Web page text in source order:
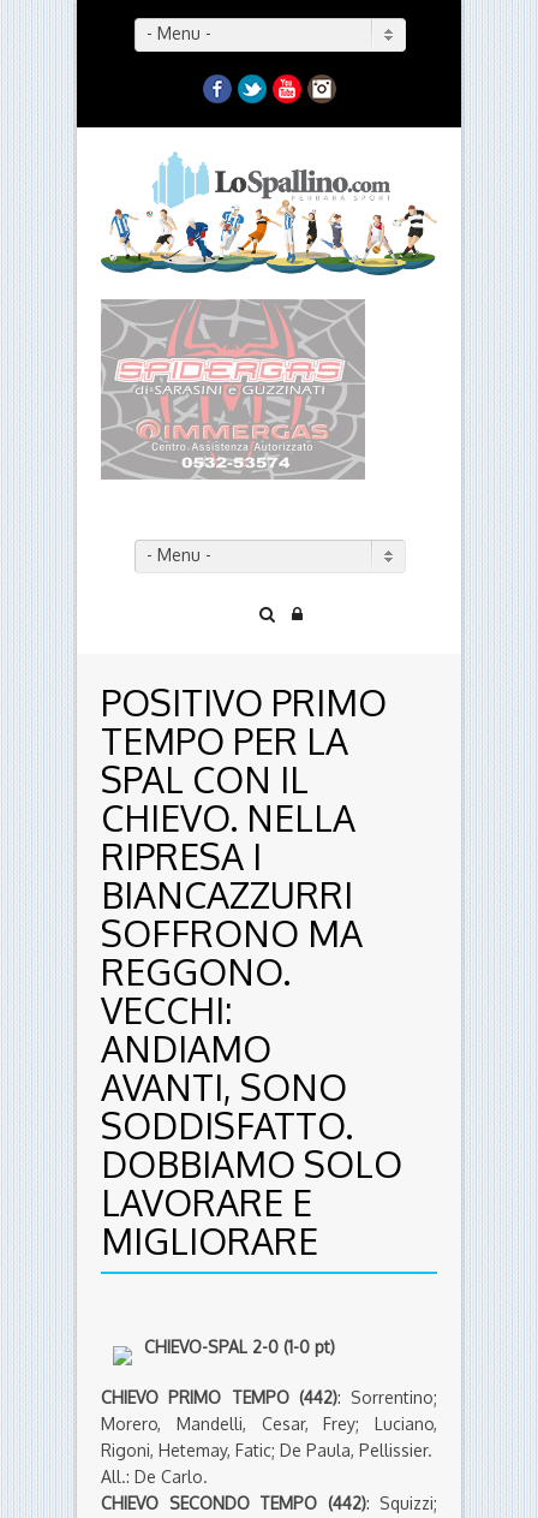
- Menu -
Facebook
TwitterYouTubeInstagram
- Menu -
POSITIVO PRIMO
TEMPO PER LA
SPAL CON IL
CHIEVO. NELLA
RIPRESA I
BIANCAZZURRI
SOFFRONO MA
REGGONO.
VECCHI:
ANDIAMO
AVANTI, SONO
SODDISFATTO.
DOBBIAMO SOLO
LAVORARE E
MIGLIORARE
CHIEVO-SPAL 2-0 (1-0 pt)
CHIEVO PRIMO TEMPO (442): Sorrentino;
Morero, Mandelli, Cesar, Frey; Luciano,
Rigoni, Hetemay, Fatic; De Paula, Pellissier.
All.: De Carlo.
CHIEVO SECONDO TEMPO (442): Squizzi;